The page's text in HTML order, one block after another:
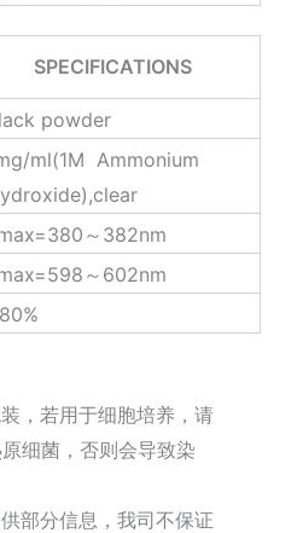
SPECIFICATIONS
powder
ml(1M Ammonium
～382nm
～602nm
，若用于细胞培养，请
细菌，否则会导致染
部分信息，我司不保证